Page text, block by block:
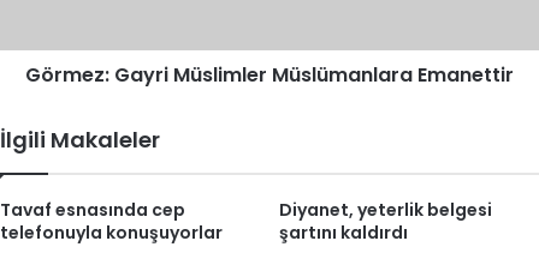
Görmez: Gayri Müslimler Müslümanlara Emanettir
İlgili Makaleler
Tavaf esnasında cep
telefonuyla konuşuyorlar
Diyanet, yeterlik belgesi
şartını kaldırdı